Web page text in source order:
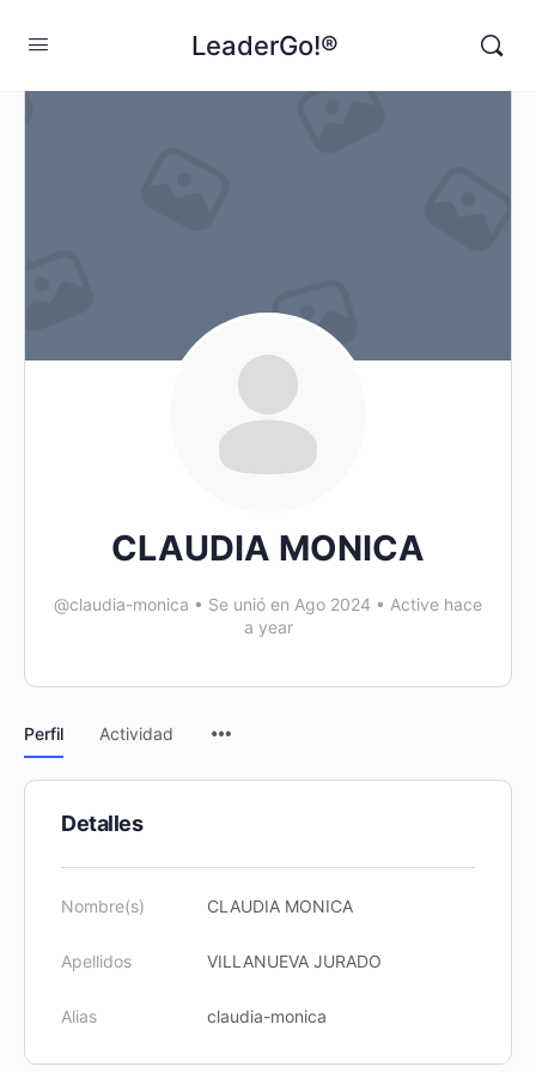
LeaderGo!®
CLAUDIA MONICA
@claudia-monica • Se unió en Ago 2024 • Active hace
a year
Perfil Actividad
Detalles
Nombre(s) CLAUDIA MONICA
Apellidos VILLANUEVA JURADO
Alias claudia-monica